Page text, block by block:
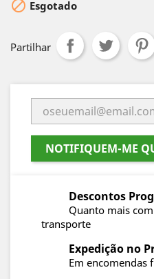
 Esgotado
Partilhar
NOTIFIQUEM-ME
Descontos
Quanto mais
transporte
Expedição no
Em encomendas